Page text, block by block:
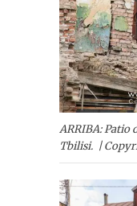
ARRIBA: Patio
Tbilisi. |